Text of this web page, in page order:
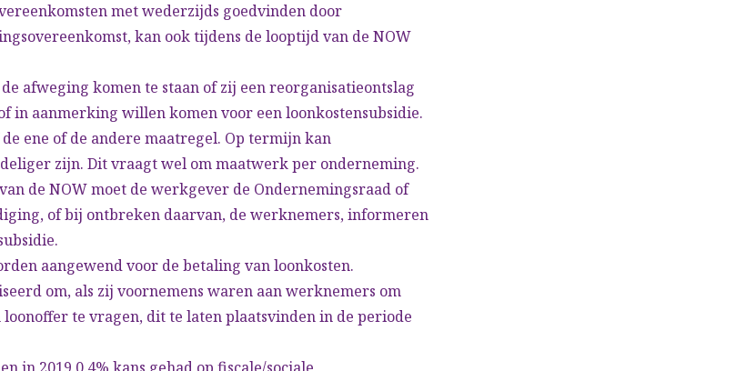
met wederzijds goedvinden door
kan ook tijdens de looptijd van de NOW
afweging komen te staan of zij een reorganisatieontslag
in aanmerking willen komen voor een loonkostensubsidie.
ene of de andere maatregel. Op termijn kan
zijn. Dit vraagt wel om maatwerk per onderneming.
de NOW moet de werkgever de Ondernemingsraad of
of bij ontbreken daarvan, de werknemers, informeren
aangewend voor de betaling van loonkosten.
om, als zij voornemens waren aan werknemers om
loonoffer te vragen, dit te laten plaatsvinden in de periode